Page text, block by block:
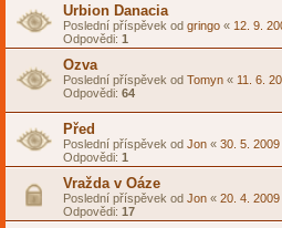
Urbion Danacia
Poslední příspěvek od gringo « 12. 9.
Odpovědi: 1
Ozva
Poslední příspěvek od Tomyn « 11. 6.
Odpovědi: 64
Před
Poslední příspěvek od Jon « 30. 5.
Odpovědi: 1
Vražda v Oáze
Poslední příspěvek od Jon « 20. 4. 2009
Odpovědi: 17